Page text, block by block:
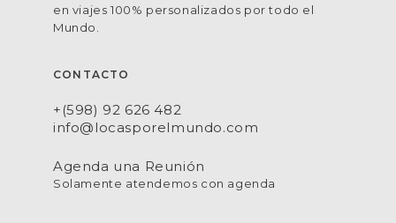
en viajes 100% personalizados por todo el
Mundo.
CONTACTO
+(598) 92 626 482
info@locasporelmundo.com
Agenda una Reunión
Solamente atendemos con agenda